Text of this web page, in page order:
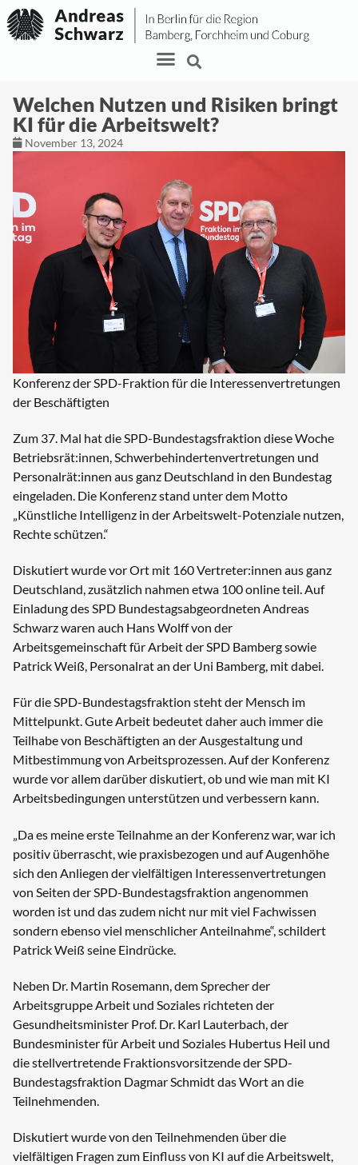
Welchen Nutzen und Risiken bringt
KI für die Arbeitswelt?
November 13, 2024
Konferenz der SPD-Fraktion für die Interessenvertretungen
der Beschäftigten
Zum 37. Mal hat die SPD-Bundestagsfraktion diese Woche
Betriebsrät:innen, Schwerbehindertenvertretungen und
Personalrät:innen aus ganz Deutschland in den Bundestag
eingeladen. Die Konferenz stand unter dem Motto
„Künstliche Intelligenz in der Arbeitswelt-Potenziale nutzen,
Rechte schützen.“
Diskutiert wurde vor Ort mit 160 Vertreter:innen aus ganz
Deutschland, zusätzlich nahmen etwa 100 online teil. Auf
Einladung des SPD Bundestagsabgeordneten Andreas
Schwarz waren auch Hans Wolff von der
Arbeitsgemeinschaft für Arbeit der SPD Bamberg sowie
Patrick Weiß, Personalrat an der Uni Bamberg, mit dabei.
Für die SPD-Bundestagsfraktion steht der Mensch im
Mittelpunkt. Gute Arbeit bedeutet daher auch immer die
Teilhabe von Beschäftigten an der Ausgestaltung und
Mitbestimmung von Arbeitsprozessen. Auf der Konferenz
wurde vor allem darüber diskutiert, ob und wie man mit KI
Arbeitsbedingungen unterstützen und verbessern kann.
„Da es meine erste Teilnahme an der Konferenz war, war ich
positiv überrascht, wie praxisbezogen und auf Augenhöhe
sich den Anliegen der vielfältigen Interessenvertretungen
von Seiten der SPD-Bundestagsfraktion angenommen
worden ist und das zudem nicht nur mit viel Fachwissen
sondern ebenso viel menschlicher Anteilnahme“, schildert
Patrick Weiß seine Eindrücke.
Neben Dr. Martin Rosemann, dem Sprecher der
Arbeitsgruppe Arbeit und Soziales richteten der
Gesundheitsminister Prof. Dr. Karl Lauterbach, der
Bundesminister für Arbeit und Soziales Hubertus Heil und
die stellvertretende Fraktionsvorsitzende der SPD-
Bundestagsfraktion Dagmar Schmidt das Wort an die
Teilnehmenden.
Diskutiert wurde von den Teilnehmenden über die
vielfältigen Fragen zum Einfluss von KI auf die Arbeitswelt,